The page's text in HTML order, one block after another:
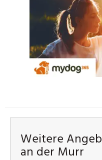
Weitere
an der Murr